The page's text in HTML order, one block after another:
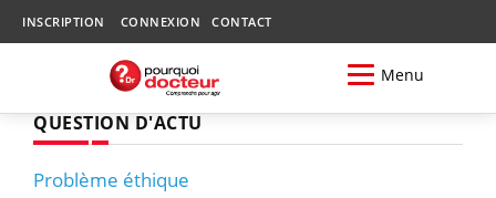
INSCRIPTION CONNEXION CONTACT
Menu
QUESTION D'ACTU
Problème éthique